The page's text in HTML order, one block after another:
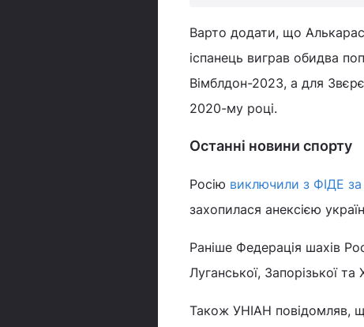
Варто додати, що
іспанець виграв обидва
Вімблдон-2023, а для
2020-му році.
Останні новини спорту
Росію виключили з ФІДЕ
захопилася анексією
Раніше Федерація шахів
Луганської, Запорізької
Також УНІАН повідомляв,